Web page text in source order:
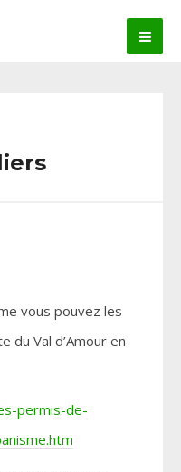
vous pouvez les
du Val d’Amour en
permis-de-